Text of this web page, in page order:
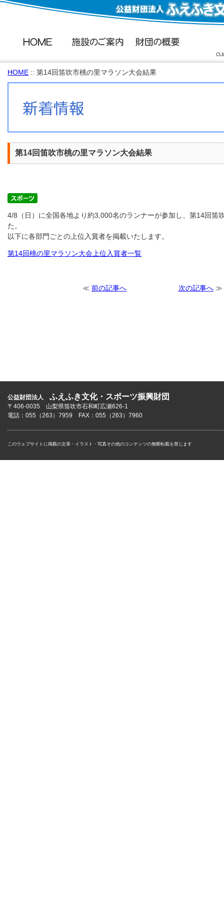
HOME :: 第14回笛吹市桃の里マラソン大会結果
第14回笛吹市桃の里マラソン大会結果
4/8（日）に全国各地より約3,000名のランナーが参加し、第14回笛
た。
以下に各部門ごとの上位入賞者を掲載いたします。
第14回桃の里マラソン大会上位入賞者一覧
≪ 前の記事へ 次の記事へ ≫
公益財団法人 ふえふき文化・スポーツ振興財団
〒406-0035 山梨県笛吹市石和町広瀬626-1
電話：055（263）7959 FAX：055（263）7960
このウェブサイトに掲載の文章・イラスト・写真その他のコンテンツの無断転載を禁じます